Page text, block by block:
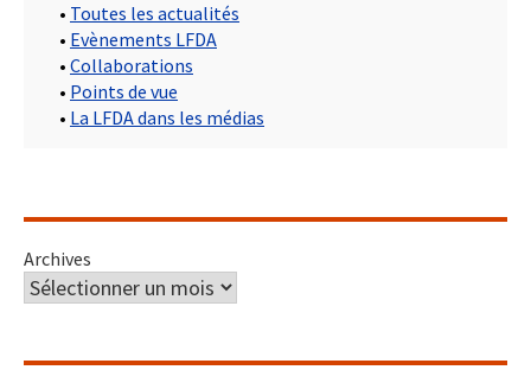
• Toutes les actualités
• Evènements LFDA
• Collaborations
• Points de vue
• La LFDA dans les médias
Archives